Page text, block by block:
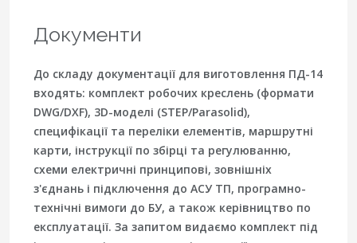
Документи
До складу документації для виготовлення ПД-14
входять: комплект робочих креслень (формати
DWG/DXF), 3D-моделі (STEP/Parasolid),
специфікації та переліки елементів, маршрутні
карти, інструкції по збірці та регулюванню,
схеми електричні принципові, зовнішніх
з'єднань і підключення до АСУ ТП, програмно-
технічні вимоги до БУ, а також керівництво по
експлуатації. За запитом видаємо комплект під